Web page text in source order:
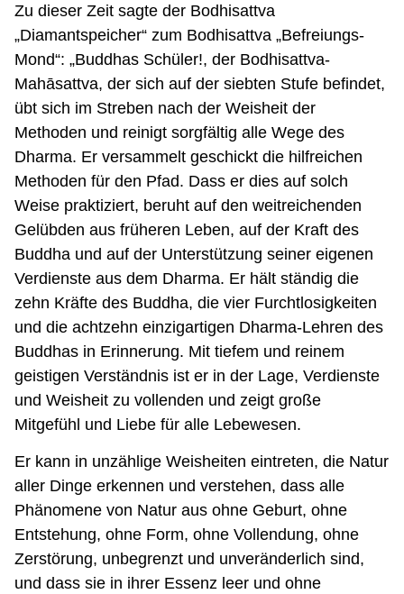
Zu dieser Zeit sagte der Bodhisattva
„Diamantspeicher“ zum Bodhisattva „Befreiungs-
Mond“: „Buddhas Schüler!, der Bodhisattva-
Mahāsattva, der sich auf der siebten Stufe befindet,
übt sich im Streben nach der Weisheit der
Methoden und reinigt sorgfältig alle Wege des
Dharma. Er versammelt geschickt die hilfreichen
Methoden für den Pfad. Dass er dies auf solch
Weise praktiziert, beruht auf den weitreichenden
Gelübden aus früheren Leben, auf der Kraft des
Buddha und auf der Unterstützung seiner eigenen
Verdienste aus dem Dharma. Er hält ständig die
zehn Kräfte des Buddha, die vier Furchtlosigkeiten
und die achtzehn einzigartigen Dharma-Lehren des
Buddhas in Erinnerung. Mit tiefem und reinem
geistigen Verständnis ist er in der Lage, Verdienste
und Weisheit zu vollenden und zeigt große
Mitgefühl und Liebe für alle Lebewesen.
Er kann in unzählige Weisheiten eintreten, die Natur
aller Dinge erkennen und verstehen, dass alle
Phänomene von Natur aus ohne Geburt, ohne
Entstehung, ohne Form, ohne Vollendung, ohne
Zerstörung, unbegrenzt und unveränderlich sind,
und dass sie in ihrer Essenz leer und ohne